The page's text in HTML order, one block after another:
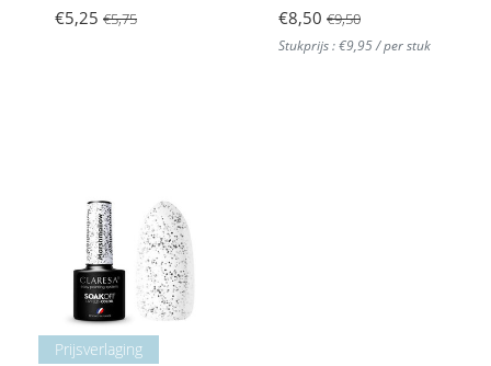
€5,25 €5,75 €8,50 €9,50
Stukprijs : €9,95 / per stuk
Prijsverlaging